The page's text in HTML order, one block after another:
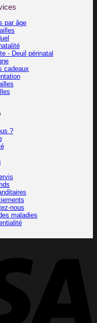
par âge
- Deuil périnatal
cadeaux
?
nous
maladies